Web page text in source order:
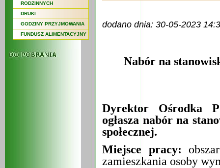
RODZINNYCH
DRUKI
GODZINY PRZYJMOWANIA
FUNDUSZ ALIMENTACYJNY
dodano dnia: 30-05-2023
Nabór na
Dyrektor Ośrodka
ogłasza nabór na
społecznej.
Miejsce pracy:
zamieszkania osoby